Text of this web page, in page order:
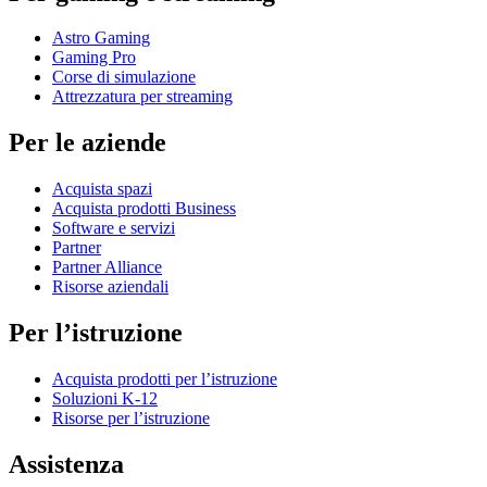
Astro Gaming
Gaming Pro
Corse di simulazione
Attrezzatura per streaming
Per le aziende
Acquista spazi
Acquista prodotti Business
Software e servizi
Partner
Partner Alliance
Risorse aziendali
Per l’istruzione
Acquista prodotti per l’istruzione
Soluzioni K-12
Risorse per l’istruzione
Assistenza